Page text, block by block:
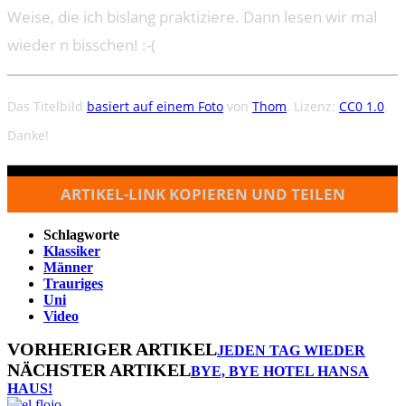
Weise, die ich bislang praktiziere. Dann lesen wir mal
wieder n bisschen! :-(
Das Titelbild basiert auf einem Foto von Thom. Lizenz: CC0 1.0.
Danke!
ARTIKEL-LINK KOPIEREN UND TEILEN
Schlagworte
Klassiker
Männer
Trauriges
Uni
Video
VORHERIGER ARTIKELJEDEN TAG WIEDER
NÄCHSTER ARTIKELBYE, BYE HOTEL HANSA
HAUS!